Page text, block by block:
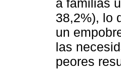
a familias
38,2%), lo
un
las
peores